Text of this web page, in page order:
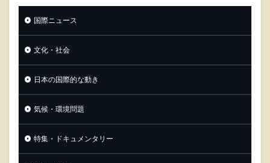
国際ニュース
文化・社会
日本の国際的な動き
気候・環境問題
特集・ドキュメンタリー